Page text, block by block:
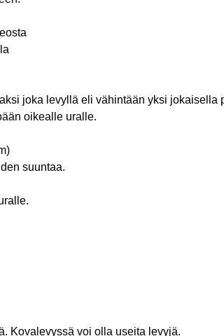
joka levyllä eli vähintään yksi jokaisella
oikealle uralle.
suuntaa.
Kovalevyssä voi olla useita levyjä.